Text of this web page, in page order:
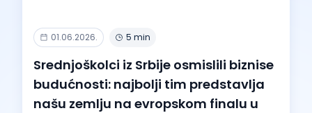
01.06.2026. 5 min
Srednjoškolci iz Srbije osmislili biznise
budućnosti: najbolji tim predstavlja
našu zemlju na evropskom finalu u